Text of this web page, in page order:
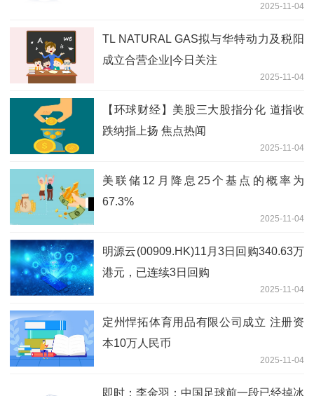
2025-11-04
TL NATURAL GAS拟与华特动力及税阳
成立合营企业|今日关注
2025-11-04
【环球财经】美股三大股指分化 道指收
跌纳指上扬 焦点热闻
2025-11-04
美联储12月降息25个基点的概率为
67.3%
2025-11-04
明源云(00909.HK)11月3日回购340.63万
港元，已连续3日回购
2025-11-04
定州悍拓体育用品有限公司成立 注册资
本10万人民币
2025-11-04
即时：李金羽：中国足球前一段已经掉冰